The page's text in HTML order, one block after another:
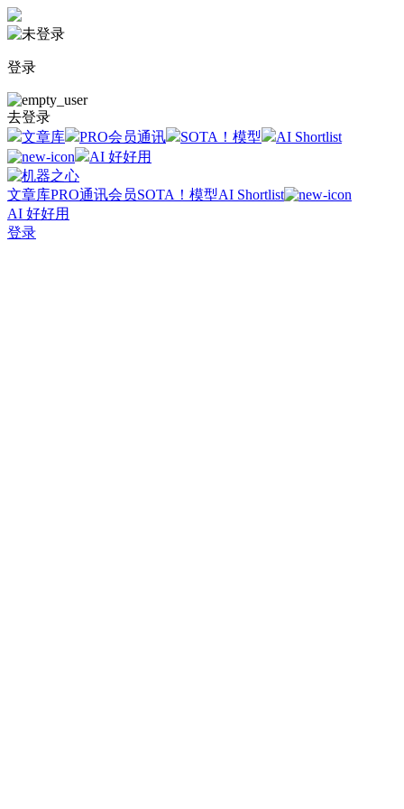
登录
去登录
文章库
PRO会员通讯 SOTA！模型
AI Shortlist
AI 好好用
文章库PRO通讯会员SOTA！模型AI Shortlist
AI 好好用
登录